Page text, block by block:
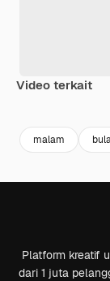
Video terkait
malam
Platform kreatif
dari 1 juta